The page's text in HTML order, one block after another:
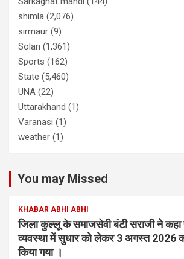
shimla (2,076)
sirmaur (9)
Solan (1,361)
Sports (162)
State (5,460)
UNA (22)
Uttarakhand (1)
Varanasi (1)
weather (1)
You may Missed
KHABAR ABHI ABHI
जिला कुल्लू के समाजसेवी बंटी सराजी ने कहा
व्यवस्था में सुधार को लेकर 3 अगस्त 2026
किया गया ।